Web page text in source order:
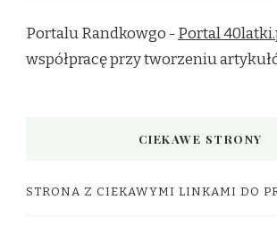
Portalu Randkowgo - Portal
współpracę przy tworzeniu
CIEKAWE STRONY
STRONA Z CIEKAWYMI LINKAMI DO